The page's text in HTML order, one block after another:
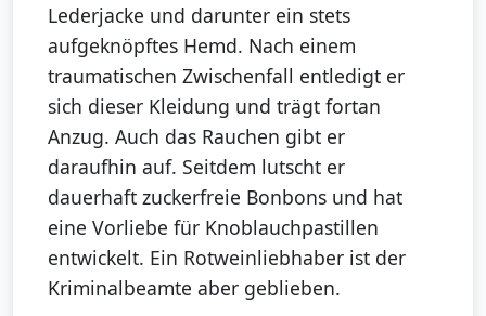
Lederjacke und darunter ein stets
aufgeknöpftes Hemd. Nach einem
traumatischen Zwischenfall entledigt er
sich dieser Kleidung und trägt fortan
Anzug. Auch das Rauchen gibt er
daraufhin auf. Seitdem lutscht er
dauerhaft zuckerfreie Bonbons und hat
eine Vorliebe für Knoblauchpastillen
entwickelt. Ein Rotweinliebhaber ist der
Kriminalbeamte aber geblieben.